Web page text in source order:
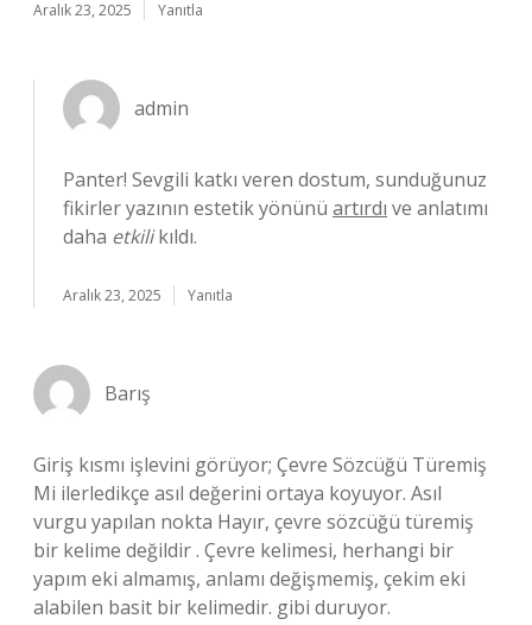
Aralık 23, 2025 Yanıtla
admin
Panter! Sevgili katkı veren dostum, sunduğunuz
fikirler yazının estetik yönünü artırdı ve anlatımı
daha etkilikıldı.
Aralık 23, 2025 Yanıtla
Barış
Giriş kısmı işlevini görüyor; Çevre Sözcüğü Türemiş
Mi ilerledikçe asıl değerini ortaya koyuyor. Asıl
vurgu yapılan nokta Hayır, çevre sözcüğü türemiş
bir kelime değildir . Çevre kelimesi, herhangi bir
yapım eki almamış, anlamı değişmemiş, çekim eki
alabilen basit bir kelimedir. gibi duruyor.